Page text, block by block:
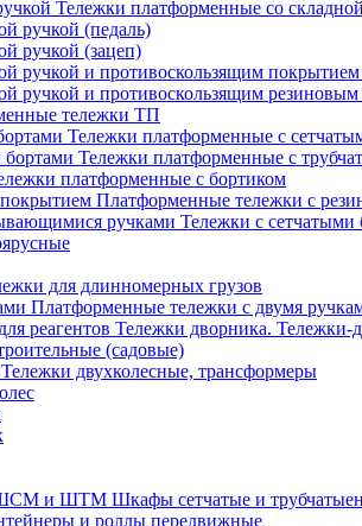
Тележки платформенные со
ручкой (педаль)
ручкой (зацеп)
ручкой и противоскользящим
ручкой и противоскользящим
тележки ТП
Тележки платформенные с
Тележки платформенные с
платформенные с бортиком
Платформенные тележки с
Тележки с
для длинномерных грузов
Платформенные тележки с двумя
Тележки дворника. Тележки-
(садовые)
Тележки двухколесные, трансформеры
Шкафы сетчатые и
и роллы передвижные